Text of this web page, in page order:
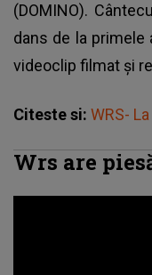
(DOMINO).
dans de la primele
videoclip filmat și
Citeste si: WRS-
Wrs are